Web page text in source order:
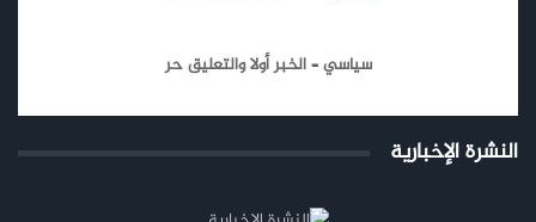
سياسي – الخبر أولا والتعليق حر
النشرة الإخبارية